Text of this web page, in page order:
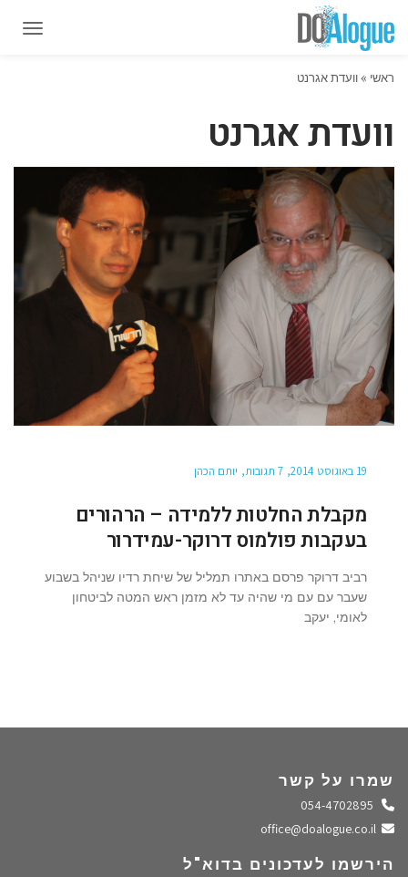
ראשי »וועדת אגרנט
וועדת אגרנט
19 באוגוסט 2014 7 תגובות יותם הכהן
מקבלת החלטות ללמידה – הרהורים
בעקבות פולמוס דרוקר-עמידרור
רביב דרוקר פרסם באתרו תמליל של שיחת רדיו שניהל בשבוע
שעבר עם עם מי שהיה עד לא מזמן ראש המטה לביטחון
לאומי, יעקב
שמרו על קשר
התקשרו אלינו
שלחו מייל
הירשמו לעדכונים בדוא"ל